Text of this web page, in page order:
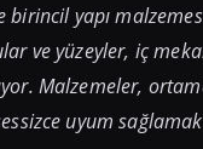
birincil yapı
ve yüzeyler, iç
Malzemeler,
uyum